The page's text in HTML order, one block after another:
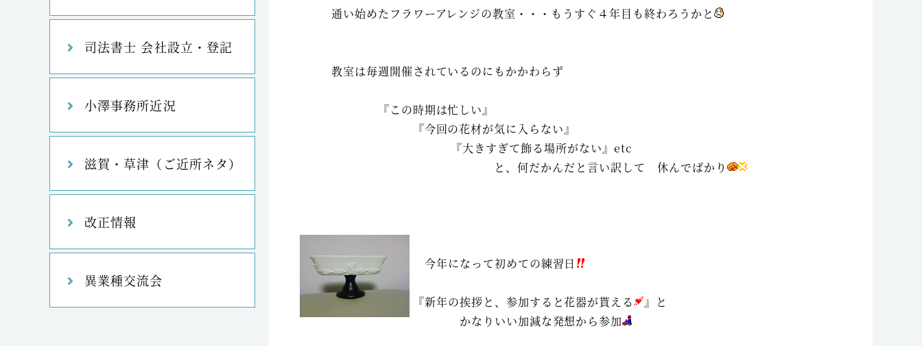
司法書士 会社設立・登記
小澤事務所近況
滋賀・草津（ご近所ネタ）
改正情報
異業種交流会
通い始めたフラワーアレンジの教室・・・もうすぐ４年目も終わろうかと
教室は毎週開催されているのにもかかわらず
『この時期は忙しい』
『今回の花材が気に入らない』
『大きすぎて飾る場所がない』etc
と、何だかんだと言い訳して 休んでばかり
今年になって初めての練習日
『新年の挨拶と、参加すると花器が貰える
』と
かなりいい加減な発想から参加